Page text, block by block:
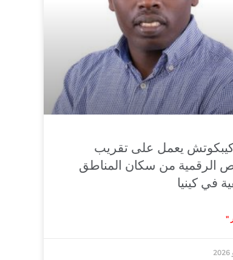
يعمل على تقريب
الرقمية من سكان المناطق
في كينيا
"